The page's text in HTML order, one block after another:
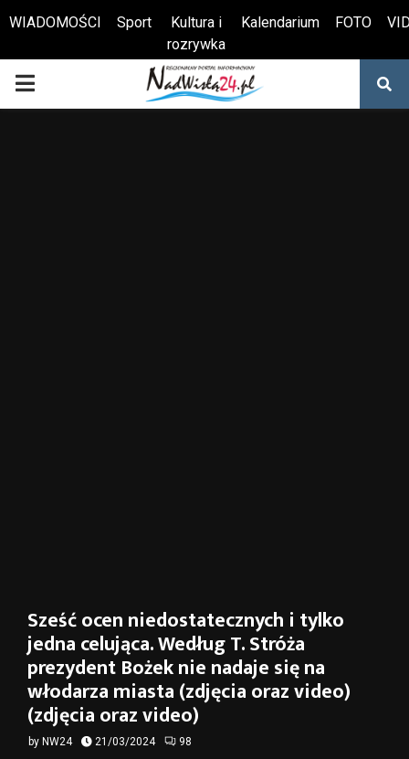
Otwórz pasek narzędzi
WIADOMOŚCI Sport
Kultura i
rozrywka
Kalendarium FOTO
PRIMARY
Sześć ocen niedostatecznych i tylko
jedna celująca. Według T. Stróża
prezydent Bożek nie nadaje się na
włodarza miasta (zdjęcia oraz video)
(zdjęcia oraz video)
by NW24 21/03/2024 98